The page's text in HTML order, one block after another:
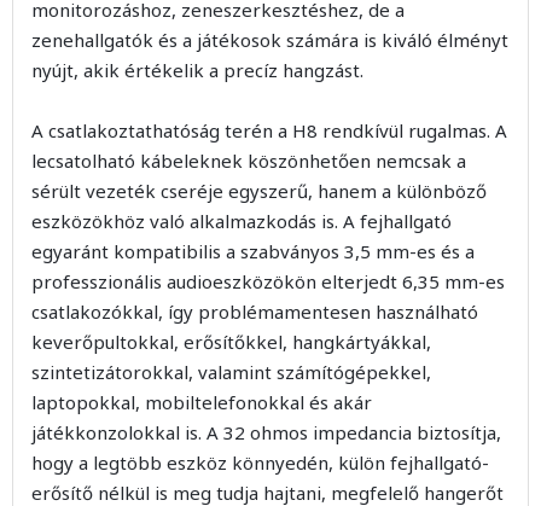
monitorozáshoz, zeneszerkesztéshez, de a
zenehallgatók és a játékosok számára is kiváló élményt
nyújt, akik értékelik a precíz hangzást.
A csatlakoztathatóság terén a H8 rendkívül rugalmas. A
lecsatolható kábeleknek köszönhetően nemcsak a
sérült vezeték cseréje egyszerű, hanem a különböző
eszközökhöz való alkalmazkodás is. A fejhallgató
egyaránt kompatibilis a szabványos 3,5 mm-es és a
professzionális audioeszközökön elterjedt 6,35 mm-es
csatlakozókkal, így problémamentesen használható
keverőpultokkal, erősítőkkel, hangkártyákkal,
szintetizátorokkal, valamint számítógépekkel,
laptopokkal, mobiltelefonokkal és akár
játékkonzolokkal is. A 32 ohmos impedancia biztosítja,
hogy a legtöbb eszköz könnyedén, külön fejhallgató-
erősítő nélkül is meg tudja hajtani, megfelelő hangerőt